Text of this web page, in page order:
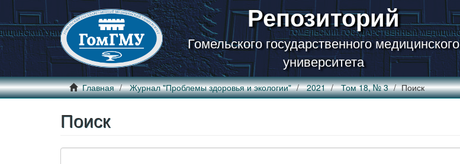
Репозиторий
Гомельского государственного медицинского
университета
Главная Журнал "Проблемы здоровья и экологии" 2021 Том 18, № 3 Поиск
Поиск